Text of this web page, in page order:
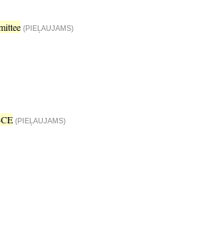
(PIEĻAUJAMS)
(PIEĻAUJAMS)